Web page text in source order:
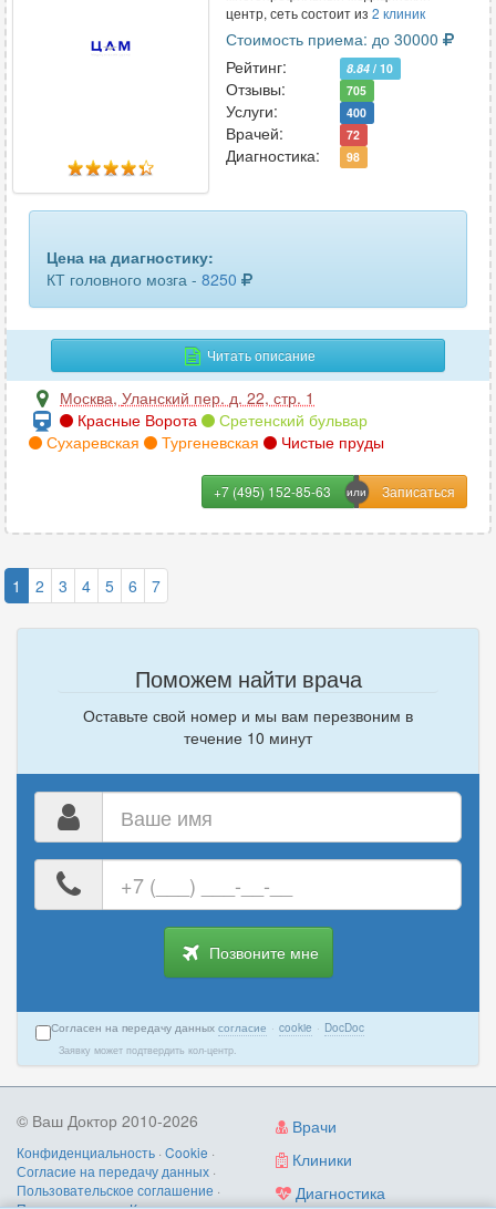
центр, сеть состоит из 2 клиник
Стоимость приема: до 30000
Рейтинг:
8.84 / 10
Отзывы: 705
Услуги: 400
Врачей: 72
Диагностика: 98
Цена на диагностику:
КТ головного мозга - 8250
Читать описание
Москва, Уланский пер. д. 22, стр. 1
Красные Ворота
Сретенский бульвар
Сухаревская
Тургеневская Чистые пруды
+7 (495) 152-85-63
1 2 3 4 5 6 7
Поможем найти врача
Оставьте свой номер и мы вам перезвоним в
течение 10 минут
номер
телефона
Позвоните мне
Согласен на передачу данных согласие · cookie · DocDoc
Заявку может подтвердить кол-центр.
Врачи
Клиники
Диагностика
© Ваш Доктор 2010-2026
Конфиденциальность · Cookie ·
Согласие на передачу данных ·
Пользовательское соглашение ·